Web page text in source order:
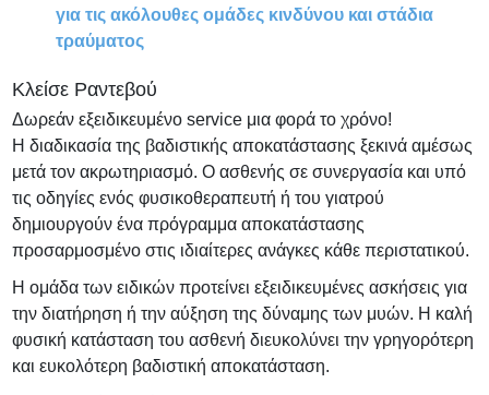
για τις ακόλουθες ομάδες κινδύνου και στάδια
τραύματος
Κλείσε Ραντεβού
Δωρεάν εξειδικευμένο service μια φορά το χρόνο!
Η διαδικασία της βαδιστικής αποκατάστασης ξεκινά αμέσως
μετά τον ακρωτηριασμό. Ο ασθενής σε συνεργασία και υπό
τις οδηγίες ενός φυσικοθεραπευτή ή του γιατρού
δημιουργούν ένα πρόγραμμα αποκατάστασης
προσαρμοσμένο στις ιδιαίτερες ανάγκες κάθε περιστατικού.
Η ομάδα των ειδικών προτείνει εξειδικευμένες ασκήσεις για
την διατήρηση ή την αύξηση της δύναμης των μυών. Η καλή
φυσική κατάσταση του ασθενή διευκολύνει την γρηγορότερη
και ευκολότερη βαδιστική αποκατάσταση.